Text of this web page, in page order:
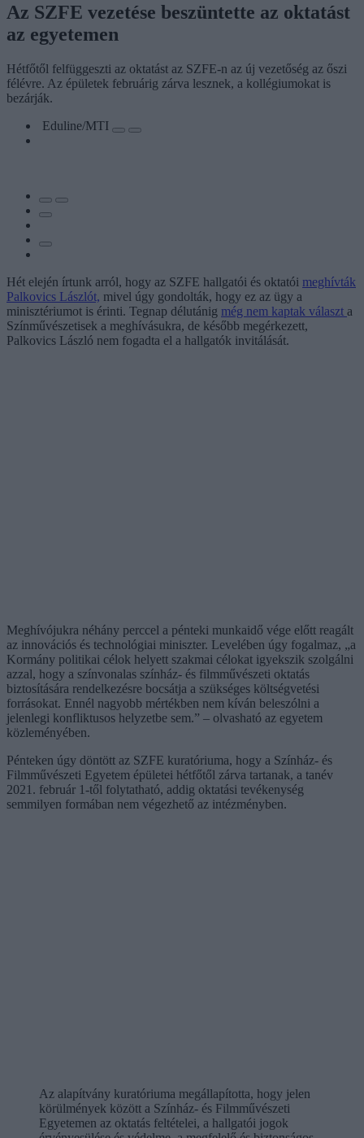
Az SZFE vezetése beszüntette az oktatást
az egyetemen
Hétfőtől felfüggeszti az oktatást az SZFE-n az új vezetőség az őszi
félévre. Az épületek februárig zárva lesznek, a kollégiumokat is
bezárják.
Eduline/MTI
Hét elején írtunk arról, hogy az SZFE hallgatói és oktatói meghívták
Palkovics Lászlót, mivel úgy gondolták, hogy ez az ügy a
minisztériumot is érinti. Tegnap délutánig még nem kaptak választ a
Színművészetisek a meghívásukra, de később megérkezett,
Palkovics László nem fogadta el a hallgatók invitálását.
Meghívójukra néhány perccel a pénteki munkaidő vége előtt reagált
az innovációs és technológiai miniszter. Levelében úgy fogalmaz, „a
Kormány politikai célok helyett szakmai célokat igyekszik szolgálni
azzal, hogy a színvonalas színház- és filmművészeti oktatás
biztosítására rendelkezésre bocsátja a szükséges költségvetési
forrásokat. Ennél nagyobb mértékben nem kíván beleszólni a
jelenlegi konfliktusos helyzetbe sem.” – olvasható az egyetem
közleményében.
Pénteken úgy döntött az SZFE kuratóriuma, hogy a Színház- és
Filmművészeti Egyetem épületei hétfőtől zárva tartanak, a tanév
2021. február 1-től folytatható, addig oktatási tevékenység
semmilyen formában nem végezhető az intézményben.
Az alapítvány kuratóriuma megállapította, hogy jelen
körülmények között a Színház- és Filmművészeti
Egyetemen az oktatás feltételei, a hallgatói jogok